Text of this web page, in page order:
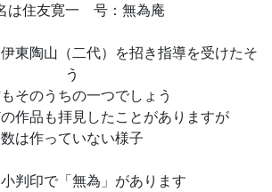
は住友寛一 号：無為庵
東陶山（二代）を招き指導を受けたそ
う
そのうちの一つでしょう
作品も拝見したことがありますが
数は作っていない様子
判印で「無為」があります